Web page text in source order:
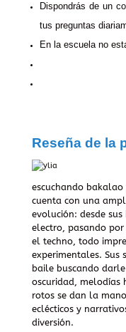
Dispondrás de un
tus preguntas
En la escuela no
Reseña de la
escuchando
cuenta con una
evolución: desde
electro, pasando
el techno, todo
experimentales. Sus
baile buscando
oscuridad, melodías
rotos se dan la
eclécticos y
diversión.